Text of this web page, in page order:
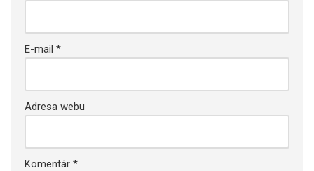
E-mail *
Adresa webu
Komentár *